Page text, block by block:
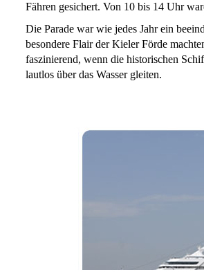
Fähren gesichert. Von 10 bis 14 Uhr
Die Parade war wie jedes Jahr ein
besondere Flair der Kieler Förde
faszinierend, wenn die historischen
lautlos über das Wasser gleiten.